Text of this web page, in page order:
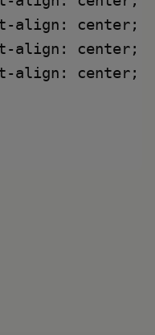
align: center;
align: center;
align: center;